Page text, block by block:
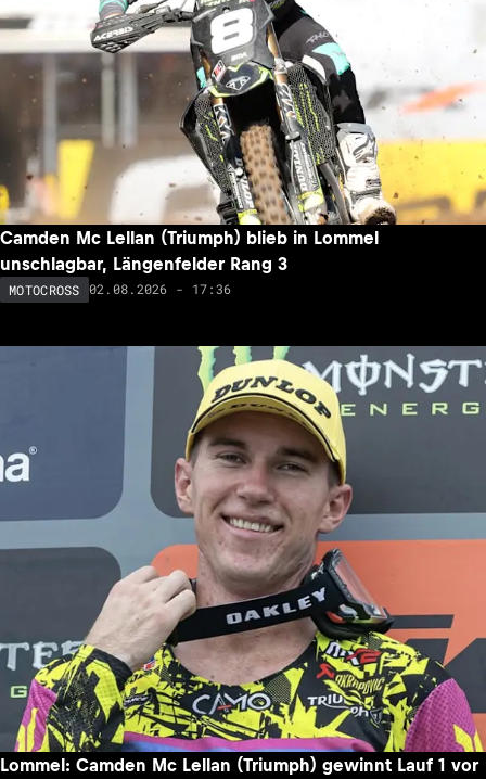
Camden Mc Lellan (Triumph) blieb in Lommel
unschlagbar, Längenfelder Rang 3
MOTOCROSS 02.08.2026 - 17:36
Lommel: Camden Mc Lellan (Triumph) gewinnt Lauf 1 vor